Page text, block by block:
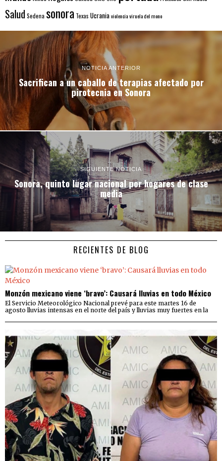
Salud Sedena sonora Texas Ucraniaviolenciaviruela del mono
NOTICIA ANTERIOR
Sacrifican a un caballo de terapias afectado por
pirotecnia en Sonora
SIGUIENTE NOTICIA
Sonora, quinto lugar nacional por hogares de clase
media
RECIENTES DE BLOG
Monzón mexicano viene ‘bravo’: Causará lluvias en todo México
El Servicio Meteorológico Nacional prevé para este martes 16 de
agosto lluvias intensas en el norte del país y lluvias muy fuertes en la